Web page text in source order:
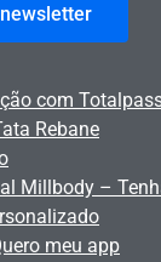
com
Rebane
Millbody –
meu app